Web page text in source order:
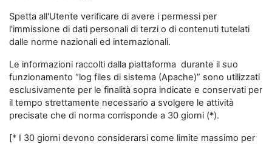
Spetta all'Utente verificare di avere i permessi per
l'immissione di dati personali di terzi o di contenuti tutelati
dalle norme nazionali ed internazionali.
Le informazioni raccolti dalla piattaforma durante il suo
funzionamento “log files di sistema (Apache)” sono utilizzati
esclusivamente per le finalità sopra indicate e conservati per
il tempo strettamente necessario a svolgere le attività
precisate che di norma corrisponde a 30 giorni (*).
[* I 30 giorni devono considerarsi come limite massimo per